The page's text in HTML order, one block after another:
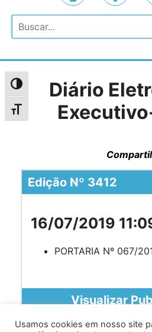
Alternar alto contraste
Alternar tamanho da fonte
Pesquisar
Diário
Edição Nº 3412
16/07/2019
PORTARIA Nº 067/
Visualizar
Usamos cookies em nosso site